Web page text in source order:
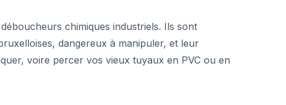
chimiques industriels. Ils sont
dangereux à manipuler, et leur
voire percer vos vieux tuyaux en PVC ou en